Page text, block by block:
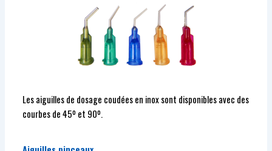
Les aiguilles de dosage coudées en inox sont disponibles avec des
courbes de 45º et 90º.